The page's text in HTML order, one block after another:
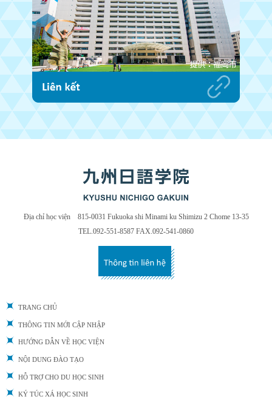
Địa chỉ học viện 815-0031 Fukuoka shi Minami ku Shimizu 2 Chome 13-35
TEL.092-551-8587 FAX.092-541-0860
TRANG CHỦ
THÔNG TIN MỚI CẬP NHẬP
HƯỚNG DẪN VỀ HỌC VIỆN
NỘI DUNG ĐÀO TẠO
HỖ TRỢ CHO DU HỌC SINH
KÝ TÚC XÁ HỌC SINH